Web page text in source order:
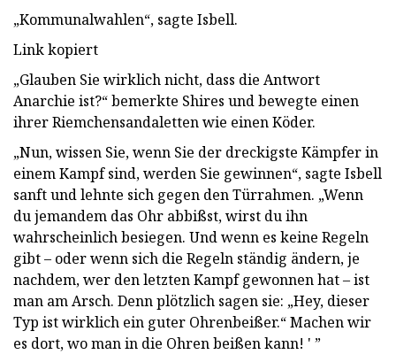
„Kommunalwahlen“, sagte Isbell.
Link kopiert
„Glauben Sie wirklich nicht, dass die Antwort
Anarchie ist?“ bemerkte Shires und bewegte einen
ihrer Riemchensandaletten wie einen Köder.
„Nun, wissen Sie, wenn Sie der dreckigste Kämpfer in
einem Kampf sind, werden Sie gewinnen“, sagte Isbell
sanft und lehnte sich gegen den Türrahmen. „Wenn
du jemandem das Ohr abbißst, wirst du ihn
wahrscheinlich besiegen. Und wenn es keine Regeln
gibt – oder wenn sich die Regeln ständig ändern, je
nachdem, wer den letzten Kampf gewonnen hat – ist
man am Arsch. Denn plötzlich sagen sie: „Hey, dieser
Typ ist wirklich ein guter Ohrenbeißer.“ Machen wir
es dort, wo man in die Ohren beißen kann! ' ”